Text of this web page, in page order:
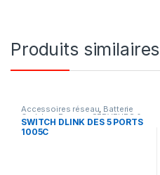
Produits similaires
Accessoires réseau, Batterie
Onduleur Premax ,SERVEURS &
RESEAUX
SWITCH DLINK DES 5 PORTS
1005C